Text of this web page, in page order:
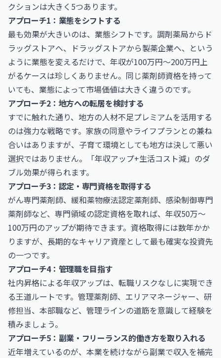
クションは大きく5つあります。
アプローチ1：業態をシフトする
最も効果が大きいのは、業態シフトです。調剤薬局からド
ラッグストアへ、ドラッグストアから製薬企業へ、という
ように業態を変えるだけで、年収が100万円〜200万円上
がるケースは珍しくありません。同じ薬剤師資格を持って
いても、業態によって市場価値は大きく違うのです。
アプローチ2：地方への転居を検討する
すでに触れた通り、地方の人材不足プレミアムを活用する
のは強力な戦略です。家族の同意やライフプランとの兼ね
合いはありますが、子育て環境としても地方は決して悪い
選択ではありません。「年収アップ+生活コスト減」のダ
ブル効果が得られます。
アプローチ3：認定・専門資格を取得する
がん専門薬剤師、緩和薬物療法認定薬剤師、感染制御専門
薬剤師など、専門領域の認定資格を取れば、年収50万〜
100万円のアップが期待できます。資格取得には数年かか
りますが、長期的なキャリア資産として最も確実な投資先
の一つです。
アプローチ4：管理職を目指す
社内昇格による年収アップは、転職リスクなしに実現でき
る王道ルートです。管理薬剤師、エリアマネージャー、研
修担当、本部職など、管理ラインの道筋を意識して経験を
積みましょう。
アプローチ5：副業・フリーランス的働き方を取り入れる
近年増えているのが、本業を続けながら副業で収入を補完